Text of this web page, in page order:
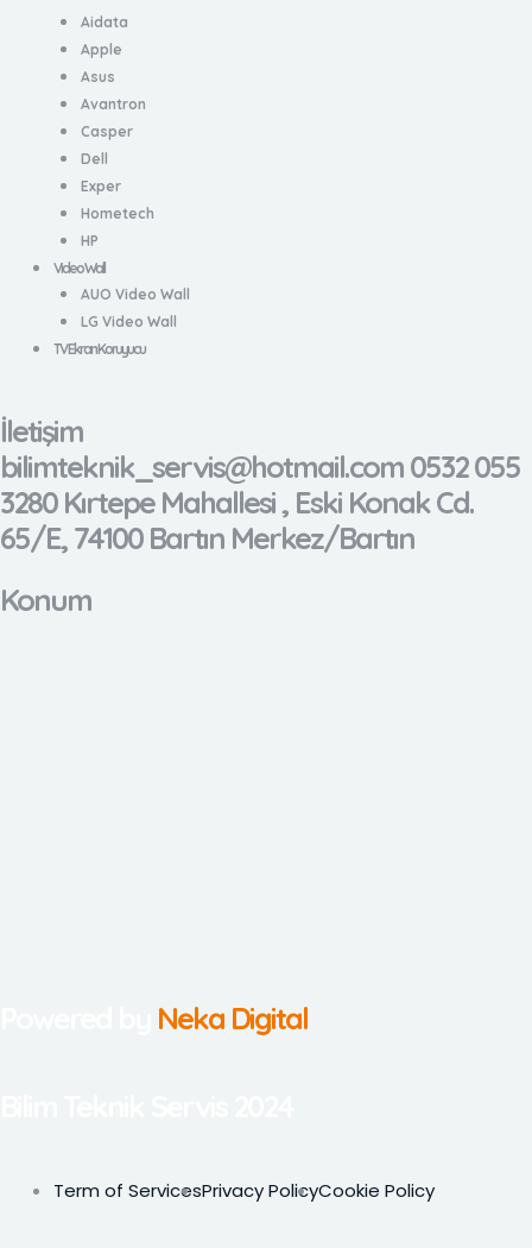
Aidata
Apple
Asus
Avantron
Casper
Dell
Exper
Hometech
HP
Video Wall
AUO Video Wall
LG Video Wall
TV Ekran Koruyucu
İletişim
bilimteknik_servis@hotmail.com 0532 055
3280 Kırtepe Mahallesi , Eski Konak Cd.
65/E, 74100 Bartın Merkez/Bartın
Konum
Neka Digital
Term of ServicesPrivacy PolicyCookie Policy